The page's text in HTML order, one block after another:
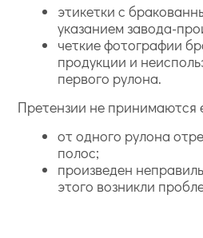
этикетки с
указанием завода-
четкие фотографии
продукции и
первого рулона.
Претензии не принимаются
от одного рулона
полос;
произведен
этого возникли